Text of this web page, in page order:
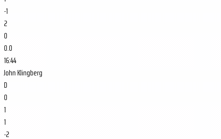
-1
2
0
0.0
16:44
John Klingberg
D
0
1
1
-2